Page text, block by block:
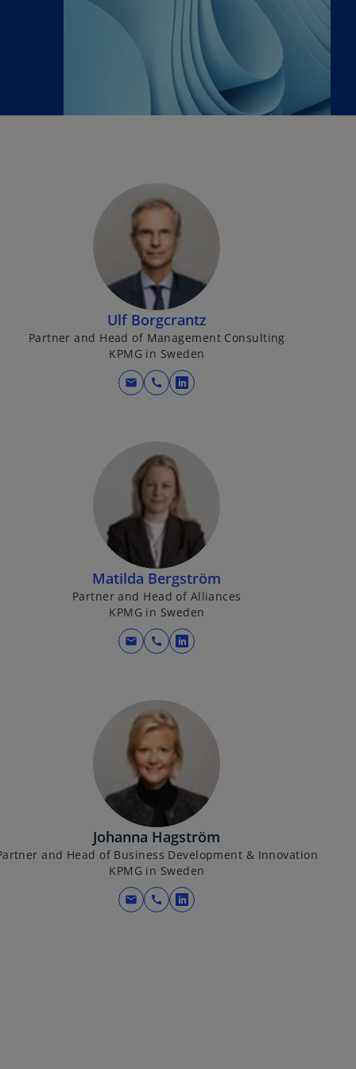
Ulf Borgcrantz
Partner and Head of Management Consulting
KPMG in Sweden
mail call
o
i
n
a
e
w
t
a
b
Matilda Bergström
Partner and Head of Alliances
KPMG in Sweden
mail call
o
n
i
n
a
e
w
t
a
b
Johanna Hagström
and Head of Business Development & Innovation
KPMG in Sweden
mail call
o